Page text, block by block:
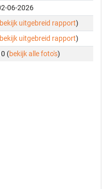
06-2026
bekijk uitgebreid rapport)
bekijk uitgebreid rapport)
(bekijk alle foto's)